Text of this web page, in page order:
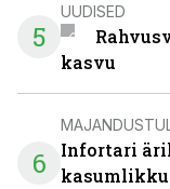
5
UUDISED
kasvu
6
Infortari